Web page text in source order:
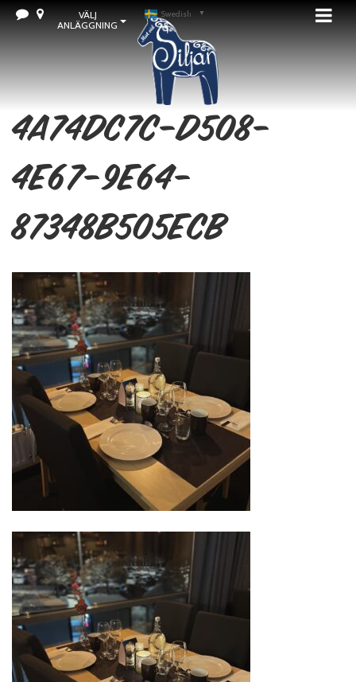
VÄLJ
ANLÄGGNING
Swedish ▼
4A74DC7C-D508-
4E67-9E64-
87348B505ECB